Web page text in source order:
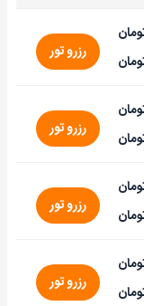
رزرو تور
رزرو تور
رزرو تور
رزرو تور